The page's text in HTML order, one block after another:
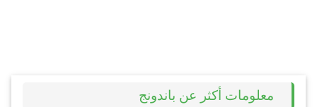
معلومات أكثر عن باندونج